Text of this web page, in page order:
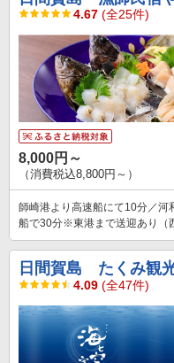
4.67 (全25件)
8,000円～
（消費税込8,800円～）
師崎港より高速船にて10分／河
船で30分※東港まで送迎あり（
日間賀島 たくみ観
4.09 (全47件)